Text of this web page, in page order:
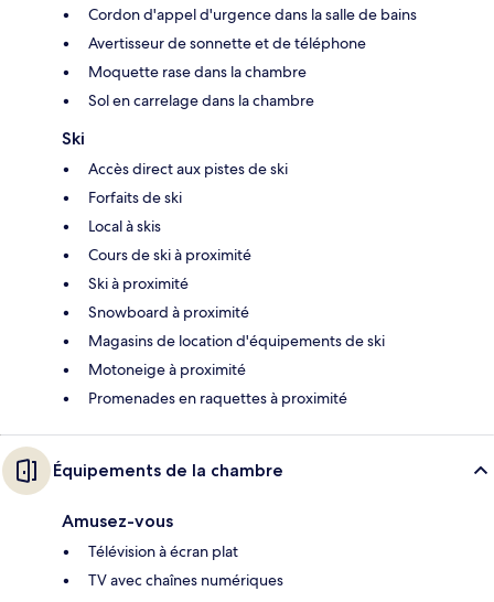
Cordon d'appel d'urgence dans la salle de bains
Avertisseur de sonnette et de téléphone
Moquette rase dans la chambre
Sol en carrelage dans la chambre
Ski
Accès direct aux pistes de ski
Forfaits de ski
Local à skis
Cours de ski à proximité
Ski à proximité
Snowboard à proximité
Magasins de location d'équipements de ski
Motoneige à proximité
Promenades en raquettes à proximité
Équipements de la chambre
Amusez-vous
Télévision à écran plat
TV avec chaînes numériques